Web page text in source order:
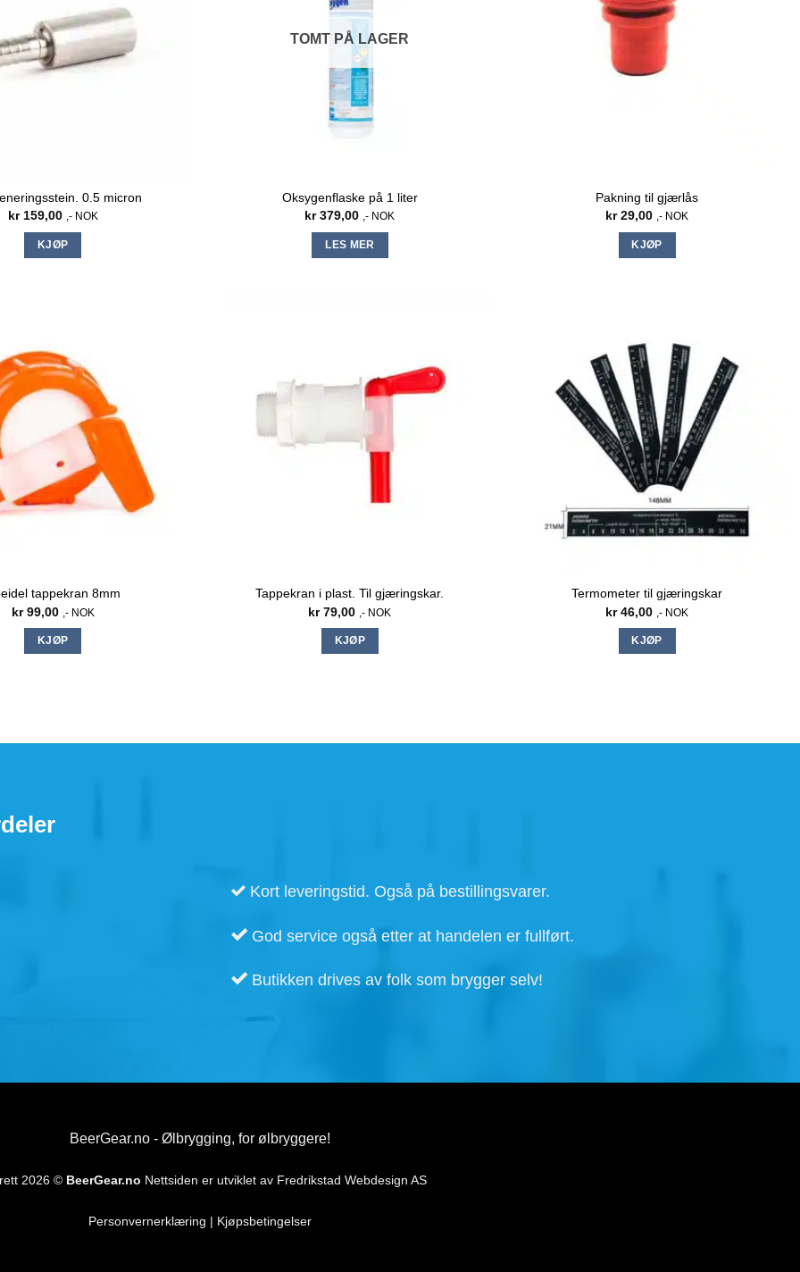
0.5 micron
kr159,00 ,- NOK
KJØP
TOMT PÅ LAGER
Oksygenflaske på 1 liter
kr379,00 ,- NOK
LES MER
Pakning til gjærlås
kr29,00 ,- NOK
KJØP
tappekran 8mm
kr99,00 ,- NOK
KJØP
Tappekran i plast. Til gjæringskar.
kr79,00 ,- NOK
KJØP
Termometer til gjæringskar
kr46,00 ,- NOK
KJØP
Kort leveringstid. Også på bestillingsvarer.
God service også etter at handelen er fullført.
Butikken drives av folk som brygger selv!
BeerGear.no - Ølbrygging, for ølbryggere!
2026 © BeerGear.no Nettsiden er utviklet av Fredrikstad Webdesign AS
Personvernerklæring Kjøpsbetingelser